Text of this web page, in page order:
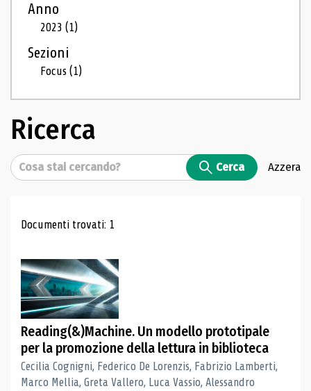
Anno
2023(1)
Sezioni
Focus(1)
Ricerca
Cerca Cerca Azzera
Risultati di ricerca
Documenti trovati: 1
Reading(&)Machine. Un modello prototipale
per la promozione della lettura in biblioteca
Cecilia Cognigni, Federico De Lorenzis, Fabrizio Lamberti,
Marco Mellia, Greta Vallero, Luca Vassio, Alessandro